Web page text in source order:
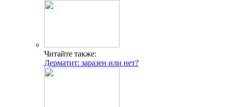
Читайте также:
Дерматит: заразен или нет?